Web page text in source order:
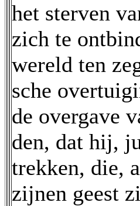
het sterven
zich te
wereld ten
sche
de overgave
den, dat hij,
trekken, die,
zijnen geest